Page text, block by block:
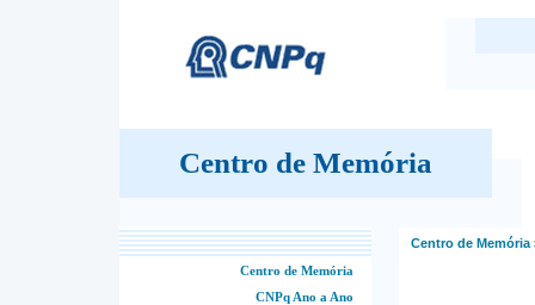
Centro de Memória
Centro de Memória
CNPq Ano a Ano
Centro de Memória